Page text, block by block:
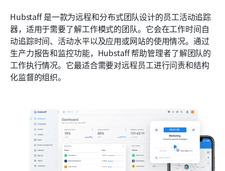
Hubstaff 是一款为远程和分布式团队设计的员工活动追踪
器，适用于需要了解工作模式的团队。它会在工作时间自
动追踪时间、活动水平以及应用或网站的使用情况。通过
生产力报告和监控功能，Hubstaff 帮助管理者了解团队的
工作执行情况。它最适合需要对远程员工进行问责和结构
化监督的组织。